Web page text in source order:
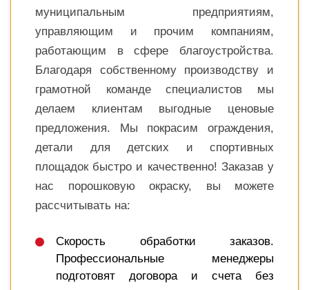
муниципальным предприятиям,
управляющим и прочим компаниям,
работающим в сфере благоустройства.
Благодаря собственному производству и
грамотной команде специалистов мы
делаем клиентам выгодные ценовые
предложения. Мы покрасим ограждения,
детали для детских и спортивных
площадок быстро и качественно! Заказав у
нас порошковую окраску, вы можете
рассчитывать на:
Скорость обработки заказов.
Профессиональные менеджеры
подготовят договора и счета без